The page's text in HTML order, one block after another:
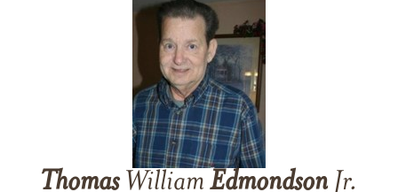
ThomasWilliam Edmondson Jr.